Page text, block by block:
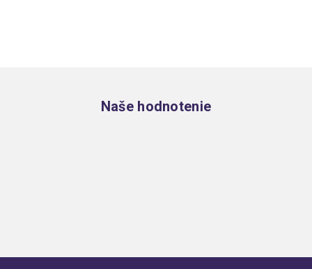
Naše hodnotenie